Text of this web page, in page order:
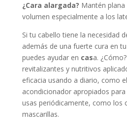
¿Cara alargada? Mantén
volumen especialmente a los
Si tu cabello tiene la necesidad
además de una fuerte cura en tu
puedes ayudar en casa.
revitalizantes y nutritivos
eficacia usando a diario, como
acondicionador apropiados
usas periódicamente, como los
mascarillas.